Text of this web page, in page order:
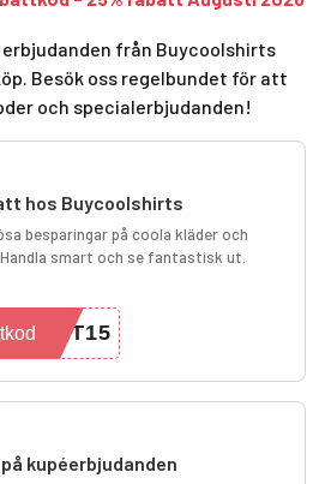
från Buycoolshirts
Besök oss regelbundet för att
och specialerbjudanden!
hos Buycoolshirts
besparingar på coola kläder och
smart och se fantastisk ut.
ET15
kupéerbjudanden